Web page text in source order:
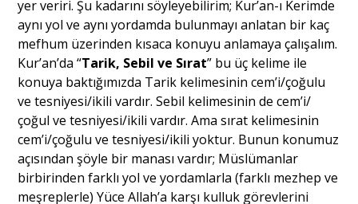
yer veriri. Şu kadarını söyleyebilirim; Kur’an-ı Kerimde
aynı yol ve aynı yordamda bulunmayı anlatan bir kaç
mefhum üzerinden kısaca konuyu anlamaya çalışalım.
Kur’an’da “Tarik, Sebil ve Sırat” bu üç kelime ile
konuya baktığımızda Tarik kelimesinin cem’i/çoğulu
ve tesniyesi/ikili vardır. Sebil kelimesinin de cem’i/
çoğul ve tesniyesi/ikili vardır. Ama sırat kelimesinin
cem’i/çoğulu ve tesniyesi/ikili yoktur. Bunun konumuz
açısından şöyle bir manası vardır; Müslümanlar
birbirinden farklı yol ve yordamlarla (farklı mezhep ve
meşreplerle) Yüce Allah’a karşı kulluk görevlerini